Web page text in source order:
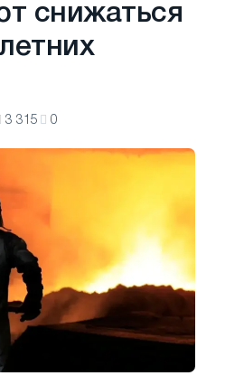
снижаться
3 315 0